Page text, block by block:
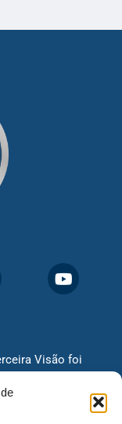
Visão foi
só existiam
continua